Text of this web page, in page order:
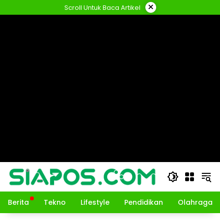
ke
Scroll Untuk Baca Artikel ×
Berita Tekno Lifestyle Pendidikan Olahraga